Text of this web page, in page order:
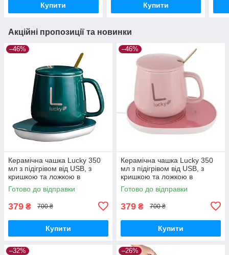
Купити Купити
Акційні пропозиції та новинки
–46%
Керамічна чашка Lucky 350
мл з підігрівом від USB, з
кришкою та ложкою в
подарунковій коробці, зелена
Готово до відправки
379 ₴ 700 ₴
Купити
–46%
Керамічна чашка Lucky 350
мл з підігрівом від USB, з
кришкою та ложкою в
подарунковій коробці, рожева
Готово до відправки
379 ₴ 700 ₴
Купити
–32% –26%